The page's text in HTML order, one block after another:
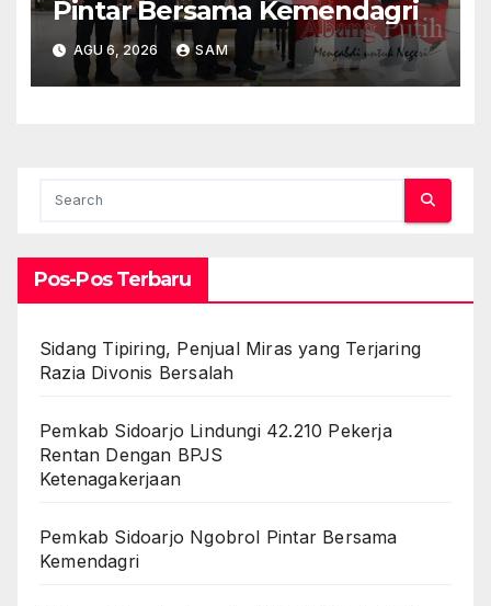
Pintar Bersama Kemendagri
AGU 6, 2026 SAM
Pos-Pos Terbaru
Sidang Tipiring, Penjual Miras yang Terjaring
Razia Divonis Bersalah
Pemkab Sidoarjo Lindungi 42.210 Pekerja
Rentan Dengan BPJS
Ketenagakerjaan
Pemkab Sidoarjo Ngobrol Pintar Bersama
Kemendagri